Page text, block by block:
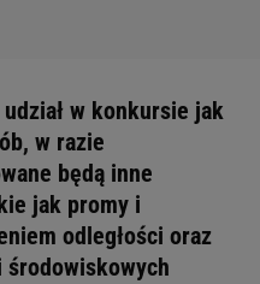
w konkursie jak
w razie
będą inne
jak promy i
odległości oraz
środowiskowych